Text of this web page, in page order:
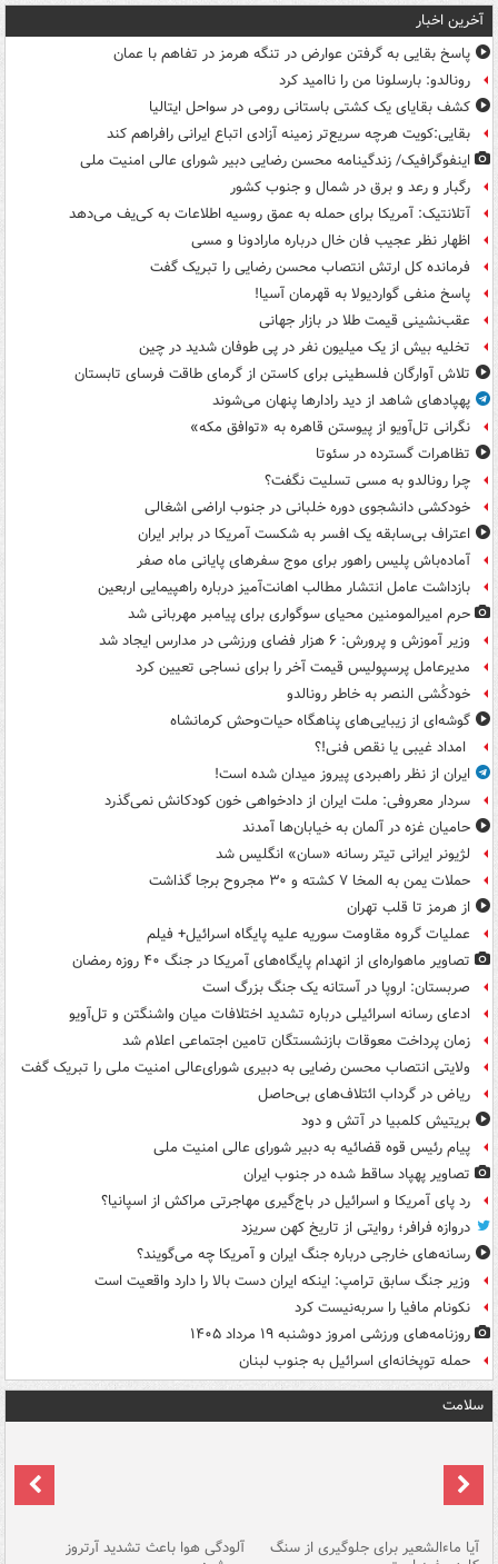
آخرین اخبار
پاسخ بقایی به گرفتن عوارض در تنگه هرمز در تفاهم با عمان
رونالدو: بارسلونا من را ناامید کرد
کشف بقایای یک کشتی باستانی رومی در سواحل ایتالیا
بقایی:کویت هرچه سریع‌تر زمینه آزادی اتباع ایرانی رافراهم کند
اینفوگرافیک/ زندگینامه محسن رضایی دبیر شورای عالی امنیت‌ ملی
رگبار و رعد و برق در شمال و جنوب کشور
آتلانتیک: آمریکا برای حمله به عمق روسیه اطلاعات به کی‌یف می‌دهد
اظهار نظر عجیب فان خال درباره مارادونا و مسی
فرمانده کل ارتش انتصاب محسن رضایی را تبریک گفت
پاسخ منفی گواردیولا به قهرمان آسیا!
عقب‌نشینی قیمت طلا در بازار جهانی
تخلیه بیش از یک میلیون نفر در پی طوفان شدید در چین
تلاش آوارگان فلسطینی برای کاستن از گرمای طاقت فرسای تابستان
پهپادهای شاهد از دید رادارها پنهان می‌شوند
نگرانی تل‌آویو از پیوستن قاهره به «توافق مکه»
تظاهرات گسترده در سئوتا
چرا رونالدو به مسی تسلیت نگفت؟
خودکشی دانشجوی دوره خلبانی در جنوب اراضی اشغالی
اعتراف بی‌سابقه یک افسر به شکست آمریکا در برابر ایران
آماده‌باش پلیس راهور برای موج سفرهای پایانی ماه صفر
بازداشت عامل انتشار مطالب اهانت‌آمیز درباره راهپیمایی اربعین
حرم امیرالمومنین محیای سوگواری برای پیامبر مهربانی شد
وزیر آموزش و پرورش: ۶ هزار فضای ورزشی در مدارس ایجاد شد
مدیرعامل پرسپولیس قیمت آخر را برای نساجی تعیین کرد
خودکُشی النصر به خاطر رونالدو
گوشه‌ای از زیبایی‌های پناهگاه‌ حیات‌وحش کرمانشاه
امداد غیبی یا نقص فنی!؟
ایران از نظر راهبردی پیروز میدان شده است!
سردار معروفی: ملت ایران از دادخواهی خون کودکانش نمی‌گذرد
حامیان غزه در آلمان به خیابان‌ها آمدند
لژیونر ایرانی تیتر رسانه «سان» انگلیس شد
حملات یمن به المخا ۷ کشته و ۳۰ مجروح برجا گذاشت
از هرمز تا قلب تهران
عملیات گروه مقاومت سوریه علیه پایگاه اسرائیل+ فیلم
تصاویر ماهواره‌ای از انهدام پایگاه‌های آمریکا در جنگ ۴۰ روزه رمضان
صربستان: اروپا در آستانه یک جنگ بزرگ است
ادعای رسانه اسرائیلی درباره تشدید اختلافات میان واشنگتن و تل‌آویو
زمان پرداخت معوقات بازنشستگان تامین اجتماعی اعلام شد
ولایتی انتصاب محسن رضایی به دبیری شورای‌عالی امنیت ملی را تبریک گفت
ریاض در گرداب ائتلاف‌های بی‌حاصل
بریتیش کلمبیا در آتش و دود
پیام رئیس قوه قضائیه به دبیر شورای عالی امنیت ملی
تصاویر پهپاد ساقط شده در جنوب ایران
رد پای آمریکا و اسرائیل در باج‌گیری مهاجرتی مراکش از اسپانیا؟
دروازه فرافر؛ روایتی از تاریخ کهن سریزد
رسانه‌های خارجی درباره جنگ ایران و آمریکا چه می‌گویند؟
وزیر جنگ سابق ترامپ: اینکه ایران دست بالا را دارد واقعیت است
نکونام مافیا را سربه‌نیست کرد
روزنامه‌های ورزشی امروز دوشنبه ۱۹ مرداد ۱۴۰۵
حمله توپخانه‌ای اسرائیل به جنوب لبنان
سلامت
آیا ماءالشعیر برای جلوگیری از سنگ آلودگی هوا باعث تشدید آرتروز